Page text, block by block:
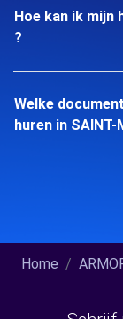
Hoe kan ik mijn
?
Welke
huren in SAINT-
Home